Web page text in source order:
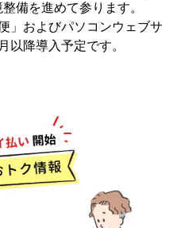
備を進めて参ります。
」およびパソコンウェブサ
以降導入予定です。